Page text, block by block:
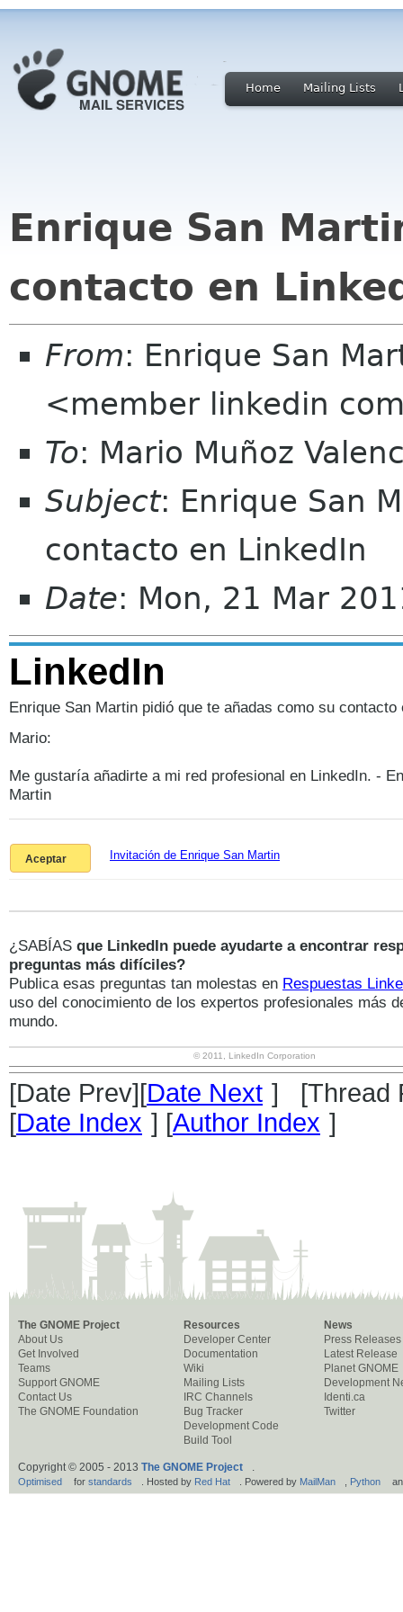
Home Mailing Lists
Enrique San
contacto en
From: Enrique San
<member linkedin
To: Mario Muñoz
Subject: Enrique San
contacto en LinkedIn
Date: Mon, 21 Mar
LinkedIn
Enrique San Martin pidió que te añadas como su contacto
Mario:
Me gustaría añadirte a mi red profesional en LinkedIn. -
Martin
Aceptar Invitación de Enrique San Martin
¿SABÍAS que LinkedIn puede ayudarte a encontrar
preguntas más difíciles?
Publica esas preguntas tan molestas en Respuestas
uso del conocimiento de los expertos profesionales más
mundo.
© 2011, LinkedIn Corporation
[Date Prev][Date Next ] [Thread
[Date Index ] [Author Index ]
The GNOME Project
About Us
Get Involved
Teams
Support GNOME
Contact Us
The GNOME Foundation
Resources
Developer Center
Documentation
Wiki
Mailing Lists
IRC Channels
Bug Tracker
Development Code
Build Tool
News
Press Releases
Latest Release
Planet GNOME
Development
Identi.ca
Twitter
Copyright © 2005 - 2013 The GNOME Project
Optimised for standards . Hosted by Red Hat . Powered by MailMan Python